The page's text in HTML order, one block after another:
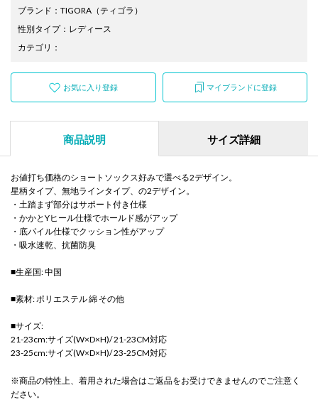
ブランド ： TIGORA （ティゴラ）
性別タイプ： レディース
カテゴリ ：
お気に入り登録 マイブランドに登録
商品説明 サイズ詳細
お値打ち価格のショートソックス好みで選べる2デザイン。
星柄タイプ、無地ラインタイプ、の2デザイン。
・土踏まず部分はサポート付き仕様
・かかとYヒール仕様でホールド感がアップ
・底パイル仕様でクッション性がアップ
・吸水速乾、抗菌防臭
■生産国: 中国
■素材: ポリエステル 綿 その他
■サイズ:
21-23cm:サイズ(W×D×H)/ 21-23CM対応
23-25cm:サイズ(W×D×H)/ 23-25CM対応
※商品の特性上、着用された場合はご返品をお受けできませんのでご注意く
ださい。